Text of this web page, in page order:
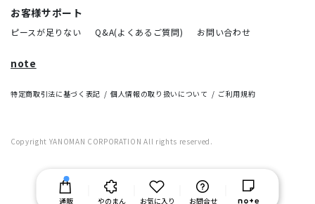
お客様サポート
ピースが足りない Q&A(よくあるご質問) お問い合わせ
note
特定商取引法に基づく表記 個人情報の取り扱いについて ご利用規約
Copyright YANOMAN CORPORATION All rights reserved.
通販 やのまん お気に入り お問合せ